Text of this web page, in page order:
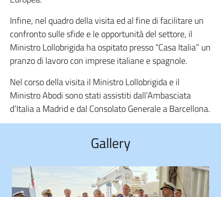
Infine, nel quadro della visita ed al fine di facilitare un
confronto sulle sfide e le opportunità del settore, il
Ministro Lollobrigida ha ospitato presso “Casa Italia” un
pranzo di lavoro con imprese italiane e spagnole.
Nel corso della visita il Ministro Lollobrigida e il
Ministro Abodi sono stati assistiti dall’Ambasciata
d’Italia a Madrid e dal Consolato Generale a Barcellona.
Gallery